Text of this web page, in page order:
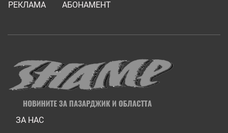
РЕКЛАМА
АБОНАМЕНТ
ЗА НАС